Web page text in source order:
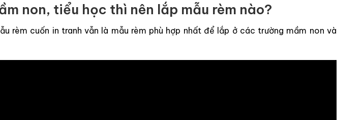
non, tiểu học thì nên lắp mẫu rèm nào?
rèm cuốn in tranh vẫn là mẫu rèm phù hợp nhất để lắp ở các trường mầm non và